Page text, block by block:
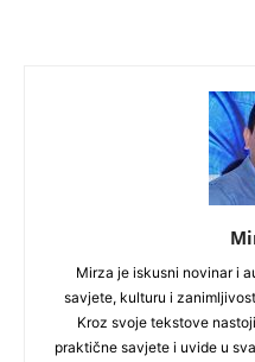
Mirza je iskusni novinar i
savjete, kulturu i
Kroz svoje tekstove
praktične savjete i uvide u